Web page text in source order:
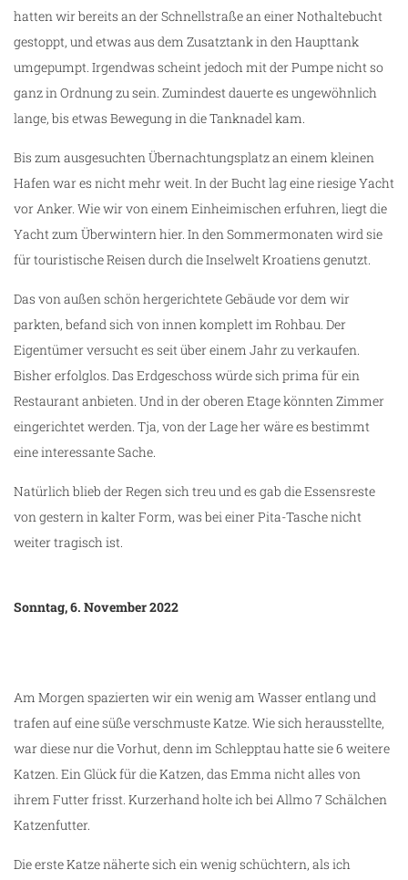
hatten wir bereits an der Schnellstraße an einer Nothaltebucht
gestoppt, und etwas aus dem Zusatztank in den Haupttank
umgepumpt. Irgendwas scheint jedoch mit der Pumpe nicht so
ganz in Ordnung zu sein. Zumindest dauerte es ungewöhnlich
lange, bis etwas Bewegung in die Tanknadel kam.
Bis zum ausgesuchten Übernachtungsplatz an einem kleinen
Hafen war es nicht mehr weit. In der Bucht lag eine riesige Yacht
vor Anker. Wie wir von einem Einheimischen erfuhren, liegt die
Yacht zum Überwintern hier. In den Sommermonaten wird sie
für touristische Reisen durch die Inselwelt Kroatiens genutzt.
Das von außen schön hergerichtete Gebäude vor dem wir
parkten, befand sich von innen komplett im Rohbau. Der
Eigentümer versucht es seit über einem Jahr zu verkaufen.
Bisher erfolglos. Das Erdgeschoss würde sich prima für ein
Restaurant anbieten. Und in der oberen Etage könnten Zimmer
eingerichtet werden. Tja, von der Lage her wäre es bestimmt
eine interessante Sache.
Natürlich blieb der Regen sich treu und es gab die Essensreste
von gestern in kalter Form, was bei einer Pita-Tasche nicht
weiter tragisch ist.
Sonntag, 6. November 2022
Am Morgen spazierten wir ein wenig am Wasser entlang und
trafen auf eine süße verschmuste Katze. Wie sich herausstellte,
war diese nur die Vorhut, denn im Schlepptau hatte sie 6 weitere
Katzen. Ein Glück für die Katzen, das Emma nicht alles von
ihrem Futter frisst. Kurzerhand holte ich bei Allmo 7 Schälchen
Katzenfutter.
Die erste Katze näherte sich ein wenig schüchtern, als ich